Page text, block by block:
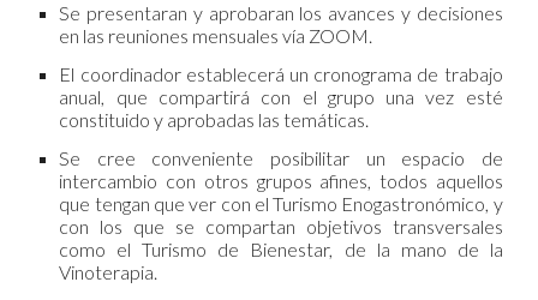
Se presentaran y aprobaran los avances y decisiones
en las reuniones mensuales vía ZOOM.
El coordinador establecerá un cronograma de trabajo
anual, que compartirá con el grupo una vez esté
constituido y aprobadas las temáticas.
Se cree conveniente posibilitar un espacio de
intercambio con otros grupos afines, todos aquellos
que tengan que ver con el Turismo Enogastronómico, y
con los que se compartan objetivos transversales
como el Turismo de Bienestar, de la mano de la
Vinoterapia.